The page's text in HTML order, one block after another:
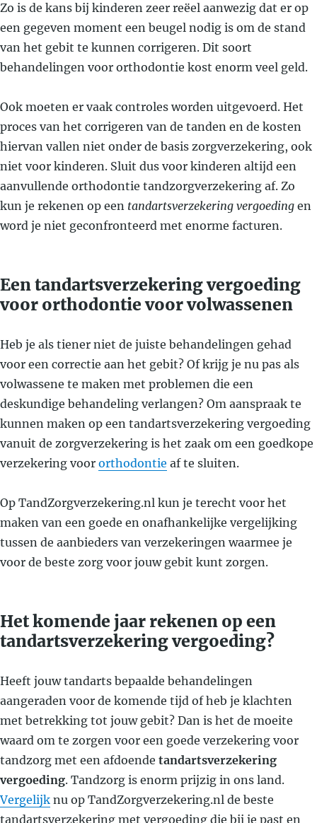
Zo is de kans bij kinderen zeer reëel aanwezig dat er op
een gegeven moment een beugel nodig is om de stand
van het gebit te kunnen corrigeren. Dit soort
behandelingen voor orthodontie kost enorm veel geld.
Ook moeten er vaak controles worden uitgevoerd. Het
proces van het corrigeren van de tanden en de kosten
hiervan vallen niet onder de basis zorgverzekering, ook
niet voor kinderen. Sluit dus voor kinderen altijd een
aanvullende orthodontie tandzorgverzekering af. Zo
kun je rekenen op een tandartsverzekering vergoeding en
word je niet geconfronteerd met enorme facturen.
Een tandartsverzekering vergoeding
voor orthodontie voor volwassenen
Heb je als tiener niet de juiste behandelingen gehad
voor een correctie aan het gebit? Of krijg je nu pas als
volwassene te maken met problemen die een
deskundige behandeling verlangen? Om aanspraak te
kunnen maken op een tandartsverzekering vergoeding
vanuit de zorgverzekering is het zaak om een goedkope
verzekering voor orthodontie af te sluiten.
Op TandZorgverzekering.nl kun je terecht voor het
maken van een goede en onafhankelijke vergelijking
tussen de aanbieders van verzekeringen waarmee je
voor de beste zorg voor jouw gebit kunt zorgen.
Het komende jaar rekenen op een
tandartsverzekering vergoeding?
Heeft jouw tandarts bepaalde behandelingen
aangeraden voor de komende tijd of heb je klachten
met betrekking tot jouw gebit? Dan is het de moeite
waard om te zorgen voor een goede verzekering voor
tandzorg met een afdoende tandartsverzekering
vergoeding. Tandzorg is enorm prijzig in ons land.
Vergelijk nu op TandZorgverzekering.nl de beste
tandartsverzekering met vergoeding die bij je past en